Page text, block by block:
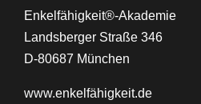
Enkelfähigkeit®-Akademie
Landsberger Straße 346
D-80687 München
www.enkelfähigkeit.de